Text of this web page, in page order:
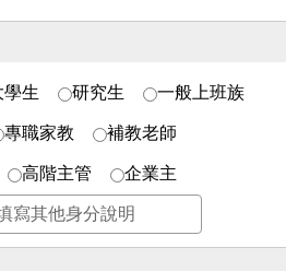
學生 研究生 一般上班族
專職家教 補教老師
高階主管 企業主